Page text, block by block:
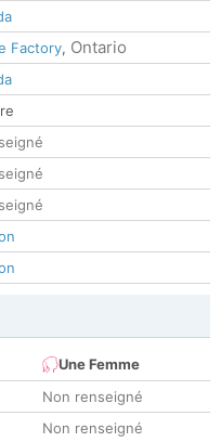
Factory, Ontario
Une Femme
Non renseigné
Non renseigné